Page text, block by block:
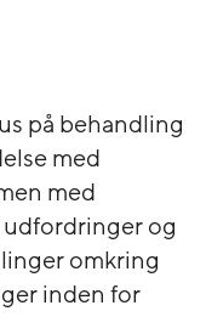
på behandling
med
med
og
omkring
inden for